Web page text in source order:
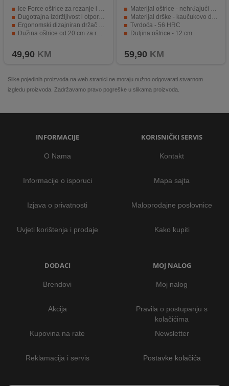
Ice Force oštrice za rezanje i usitnjavanje
Dugotrajna izdržljivost i otpornost
Ergonomski dizajniran držač za optimalni hvat
Dužina oštrice od 20 cm za rezanje kruha
49,90 KM
Materijal oštrice - nehrđajući čelik U420J2 (Nippon Koshuha)
Materijal drške - kaučukovo drvo
Tvrdoća - 56 HRC
Duljina oštrice - 12 cm
59,90 KM
Slike pojedinih proizvoda na web stranici ne moraju nužno odgovarati stvarnom
izgledu proizvoda. Zadržavamo pravo pogreške u slikama proizvoda.
INFORMACIJE
O Nama
Informacije o isporuci
Izjava o privatnosti
Uvjeti korištenja i prodaje
KORISNIČKI SERVIS
Kontakt
Mapa sajta
Maloprodajne poslovnice
Kako kupiti
DODACI
Brendovi
Akcija
Kupovina na rate
Reklamacija i servis
MOJ NALOG
Moj nalog
Pravila o postupanju s
kolačićima
Newsletter
Postavke kolačića